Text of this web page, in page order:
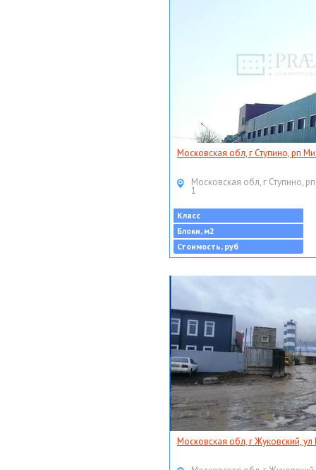
Московская обл, г Ступино, рп
Московская обл, г Ступино,
1
Класс
Блоки, м2
Стоимость, руб
Московская обл, г Жуковский,